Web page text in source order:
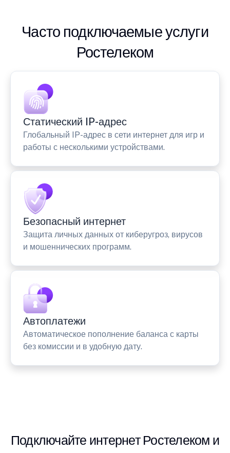
Часто подключаемые услуги
Ростелеком
Статический IP-адрес
Глобальный IP-адрес в сети интернет для игр и
работы с несколькими устройствами.
Безопасный интернет
Защита личных данных от киберугроз, вирусов
и мошеннических программ.
Автоплатежи
Автоматическое пополнение баланса с карты
без комиссии и в удобную дату.
Подключайте интернет Ростелеком и